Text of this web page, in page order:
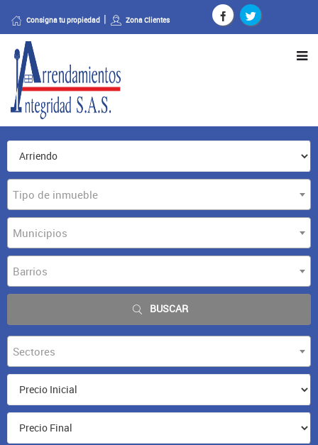
Consigna tu propiedad Zona Clientes
Tipo de inmueble
Municipios
Barrios
BUSCAR
Sectores